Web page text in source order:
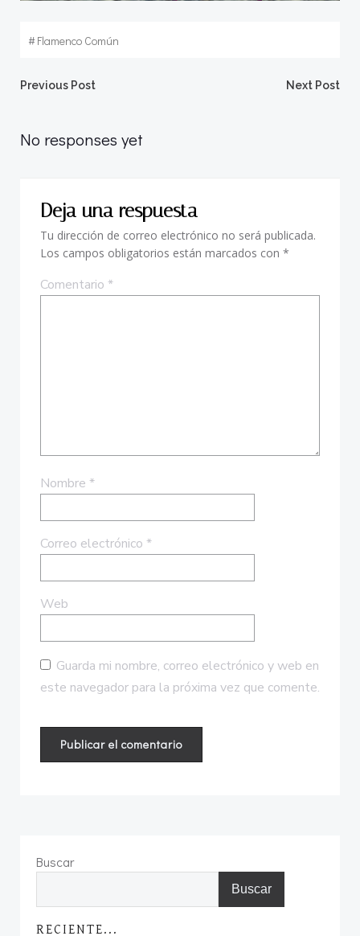
#Flamenco Común
Navegación
por
entradas
Previous Post
entradas
Next Post
No responses yet
Deja una respuesta
Tu dirección de correo electrónico no será publicada.
Los campos obligatorios están marcados con *
Comentario *
Nombre *
Correo electrónico *
Web
Guarda mi nombre, correo electrónico y web en
este navegador para la próxima vez que comente.
Buscar
Buscar
RECIENTE...